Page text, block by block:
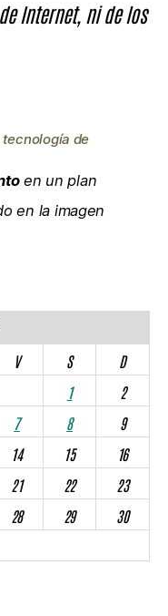
Internet, ni de los
de
en un plan
en la imagen
V S
D
1
2
7 8
9
14 15
16
21 22
23
28 29
30